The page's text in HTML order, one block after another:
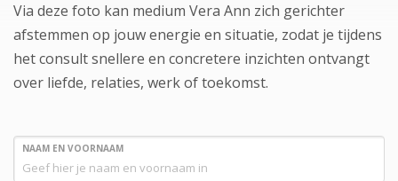
Via deze foto kan medium Vera Ann zich gerichter
afstemmen op jouw energie en situatie, zodat je tijdens
het consult snellere en concretere inzichten ontvangt
over liefde, relaties, werk of toekomst.
NAAM EN VOORNAAM